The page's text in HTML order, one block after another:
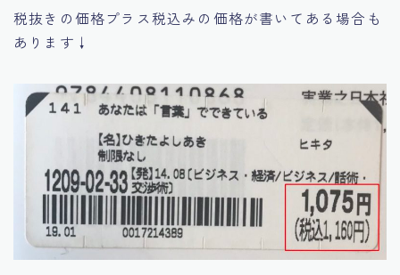
税抜きの価格プラス税込みの価格が書いてある場合も
あります↓